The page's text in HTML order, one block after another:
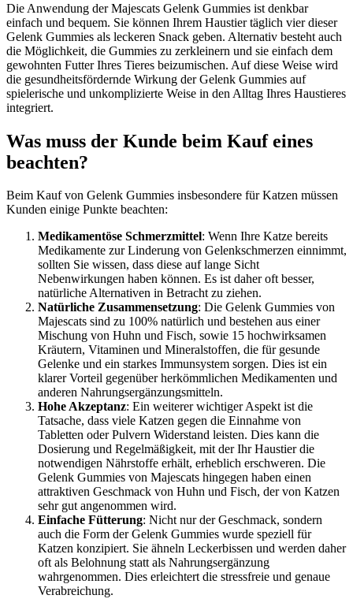
Die Anwendung der Majescats Gelenk Gummies ist denkbar
einfach und bequem. Sie können Ihrem Haustier täglich vier dieser
Gelenk Gummies als leckeren Snack geben. Alternativ besteht auch
die Möglichkeit, die Gummies zu zerkleinern und sie einfach dem
gewohnten Futter Ihres Tieres beizumischen. Auf diese Weise wird
die gesundheitsfördernde Wirkung der Gelenk Gummies auf
spielerische und unkomplizierte Weise in den Alltag Ihres Haustieres
integriert.
Was muss der Kunde beim Kauf eines
beachten?
Beim Kauf von Gelenk Gummies insbesondere für Katzen müssen
Kunden einige Punkte beachten:
Medikamentöse Schmerzmittel: Wenn Ihre Katze bereits
Medikamente zur Linderung von Gelenkschmerzen einnimmt,
sollten Sie wissen, dass diese auf lange Sicht
Nebenwirkungen haben können. Es ist daher oft besser,
natürliche Alternativen in Betracht zu ziehen.
Natürliche Zusammensetzung: Die Gelenk Gummies von
Majescats sind zu 100% natürlich und bestehen aus einer
Mischung von Huhn und Fisch, sowie 15 hochwirksamen
Kräutern, Vitaminen und Mineralstoffen, die für gesunde
Gelenke und ein starkes Immunsystem sorgen. Dies ist ein
klarer Vorteil gegenüber herkömmlichen Medikamenten und
anderen Nahrungsergänzungsmitteln.
Hohe Akzeptanz: Ein weiterer wichtiger Aspekt ist die
Tatsache, dass viele Katzen gegen die Einnahme von
Tabletten oder Pulvern Widerstand leisten. Dies kann die
Dosierung und Regelmäßigkeit, mit der Ihr Haustier die
notwendigen Nährstoffe erhält, erheblich erschweren. Die
Gelenk Gummies von Majescats hingegen haben einen
attraktiven Geschmack von Huhn und Fisch, der von Katzen
sehr gut angenommen wird.
Einfache Fütterung: Nicht nur der Geschmack, sondern
auch die Form der Gelenk Gummies wurde speziell für
Katzen konzipiert. Sie ähneln Leckerbissen und werden daher
oft als Belohnung statt als Nahrungsergänzung
wahrgenommen. Dies erleichtert die stressfreie und genaue
Verabreichung.